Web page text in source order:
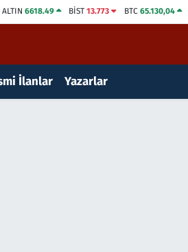
ALTIN 6618.49 BİST13.773 BTC 65.130,04
İlanlar Yazarlar